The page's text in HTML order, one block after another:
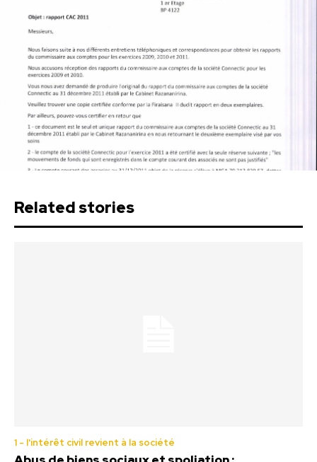
Related stories
1 - l'intérêt civil revient à la société